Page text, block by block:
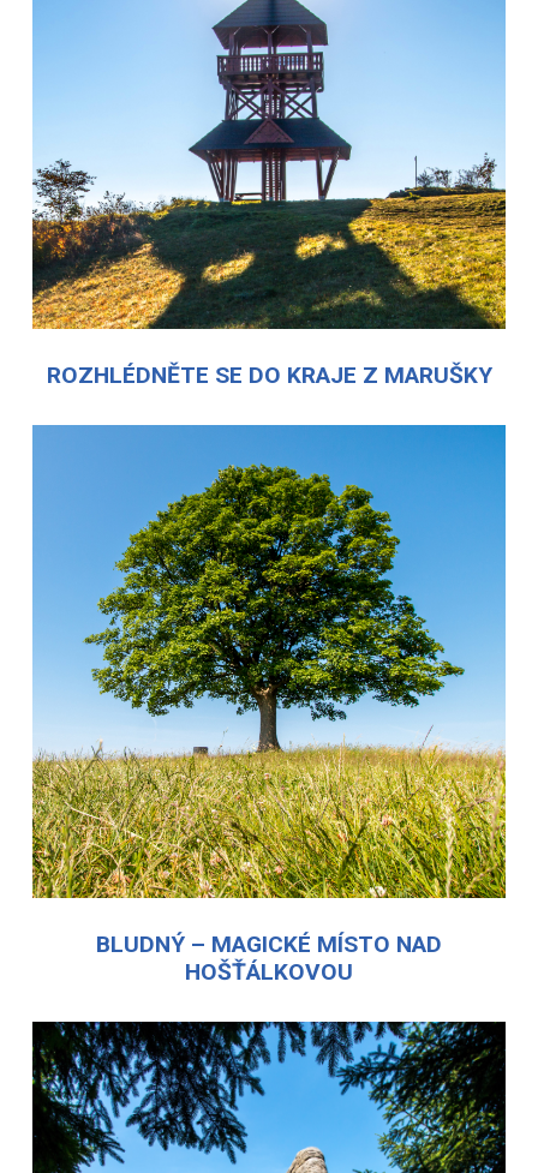
ROZHLÉDNĚTE SE DO KRAJE Z MARUŠKY
BLUDNÝ – MAGICKÉ MÍSTO NAD
HOŠŤÁLKOVOU